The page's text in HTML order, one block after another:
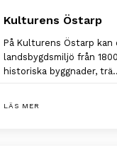
Kulturens Östarp
På Kulturens Östarp kan
landsbygdsmiljö från
historiska byggnader,
LÄS MER